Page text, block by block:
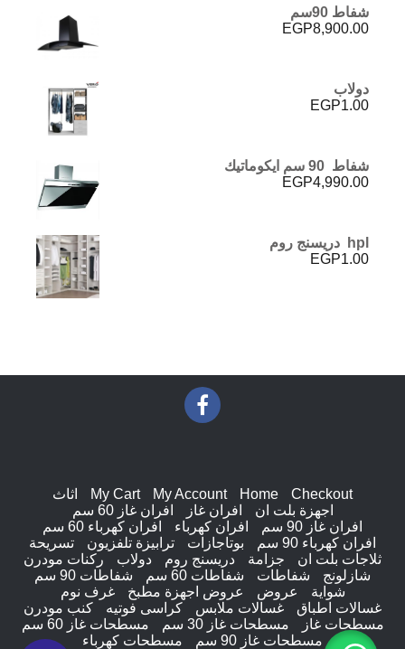
شفاط 90سم
EGP8,900.00
دولاب
EGP1.00
شفاط 90 سم ايكوماتيك
EGP4,990.00
hpl دريسنج روم
EGP1.00
Checkout
Home
My Account
My Cart
اثاث
اجهزة بلت ان
افران غاز
افران غاز 60 سم
افران غاز 90 سم
افران كهرباء
افران كهرباء 60 سم
افران كهرباء 90 سم
بوتاجازات ترابيزة تلفزيون
تسريحة
ثلاجات بلت ان
جزامة دريسنج روم دولاب
ركنات مودرن
شازلونج
شفاطات شفاطات 60 سم
شفاطات 90 سم
شواية
عروض عروض اجهزة مطبخ
غرف نوم
غسالات اطباق
غسالات ملابس كراسى فوتيه
كنب مودرن
مسطحات غاز
مسطحات غاز 30 سم
مسطحات غاز 60 سم
مسطحات غاز 90 سم
مسطحات كهرباء